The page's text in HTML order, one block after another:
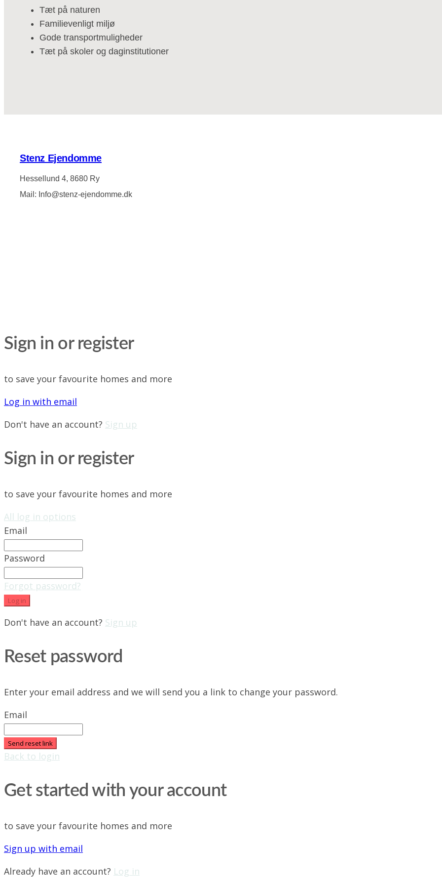
Tæt på naturen
Familievenligt miljø
Gode transportmuligheder
Tæt på skoler og daginstitutioner
Stenz Ejendomme
Hessellund 4, 8680 Ry
Mail: Info@stenz-ejendomme.dk
Sign in or register
to save your favourite homes and more
Log in with email
Don't have an account? Sign up
Sign in or register
to save your favourite homes and more
All log in options
Email
Password
Forgot password?
Log in
Don't have an account? Sign up
Reset password
Enter your email address and we will send you a link to change your password.
Email
Send reset link
Back to login
Get started with your account
to save your favourite homes and more
Sign up with email
Already have an account? Log in